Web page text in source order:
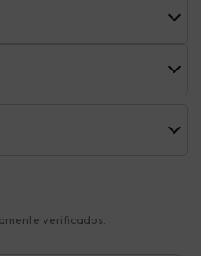
verificados.